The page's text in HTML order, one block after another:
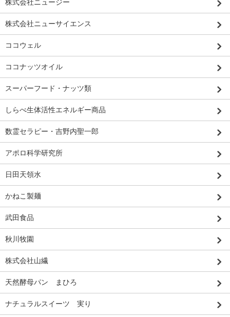
株式会社ニュージー
株式会社ニューサイエンス
ココウェル
ココナッツオイル
スーパーフード・ナッツ類
しらべ生体活性エネルギー商品
数霊セラピー・吉野内聖一郎
アポロ科学研究所
日田天領水
かねこ製麺
武田食品
秋川牧園
株式会社山繊
天然酵母パン まひろ
ナチュラルスイーツ 実り